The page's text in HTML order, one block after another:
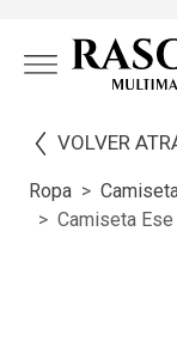
VOLVER
Ropa
Camiseta